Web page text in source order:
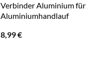
Verbinder Aluminium für
Aluminiumhandlauf
8,99€